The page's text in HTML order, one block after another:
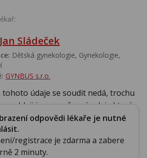
Sládeček
Dětská gynekologie, Gynekologie,
GYNBUS s.r.o.
tohoto údaje se soudit nedá, trochu
rychleji jsou nepřesné udaje,které ...
odpovědi lékaře je nutné
registrace je zdarma a zabere
2 minuty.